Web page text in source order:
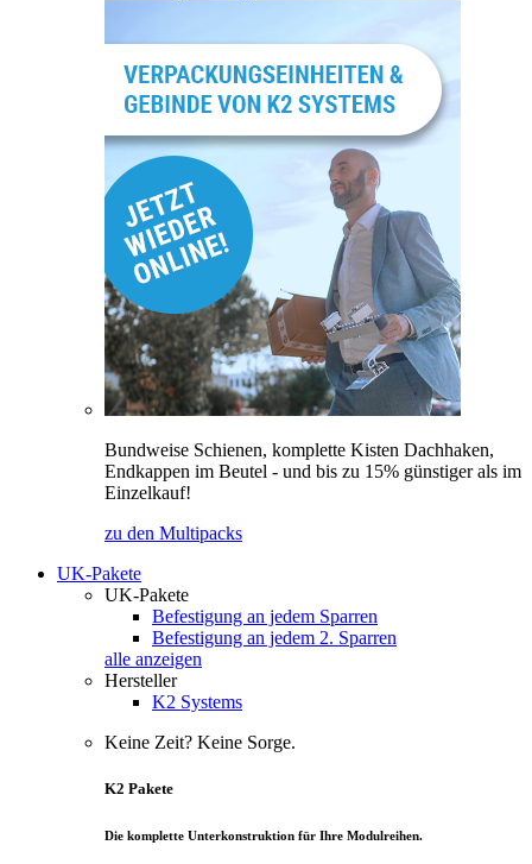
Bundweise Schienen, komplette Kisten Dachhaken,
Endkappen im Beutel - und bis zu 15% günstiger als im
Einzelkauf!
zu den Multipacks
UK-Pakete
UK-Pakete
Befestigung an jedem Sparren
Befestigung an jedem 2. Sparren
alle anzeigen
Hersteller
K2 Systems
Keine Zeit? Keine Sorge.
K2 Pakete
Die komplette Unterkonstruktion für Ihre Modulreihen.